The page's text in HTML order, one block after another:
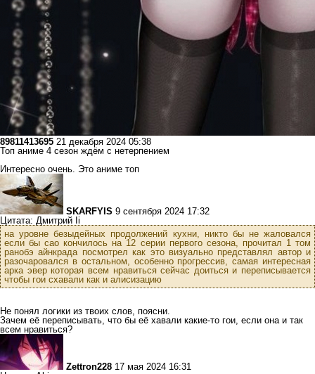
89811413695 21 декабря 2024 05:38
Топ аниме 4 сезон ждём с нетерпением
Интересно очень. Это аниме топ
SKARFYIS 9 сентября 2024 17:32
Цитата: Дмитрий Ii
на уровне безыдейных продолжений кухни, никто бы не жаловался
если бы сао кончилось на 12 серии первого сезона, прочитал 1 том
ранобэ айнкрада посмотрел как это визуально представлял автор и
разочаровался в остальном, особенно прогрессив, самая интересная
арка эвер которая всем нравиться сейчас доиться и переписывается
чтобы гои схавали как и алисизацию
Не понял логики из твоих слов, поясни.
Зачем её переписывать, что бы её хавали какие-то гои, если она и так
всем нравиться?
Zettron228 17 мая 2024 16:31